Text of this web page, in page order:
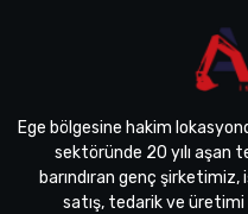
Ege bölgesine hakim
sektöründe 20 yılı aşan
barındıran genç
satış, tedarik ve